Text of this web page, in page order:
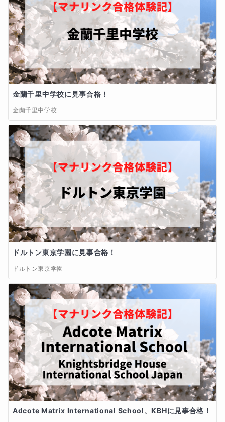
金蘭千里中学校に見事合格！
金蘭千里中学校
ドルトン東京学園に見事合格！
ドルトン東京学園
Adcote Matrix International School、KBHに見事合格！